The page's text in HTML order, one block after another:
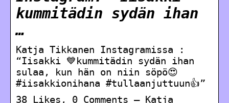
kummitädin sydän ihan
…
Katja Tikkanen Instagramissa :
“Iisakki 💙kummitädin sydän ihan
sulaa, kun hän on niin söpö😍
#iisakkionihana #tullaanjuttuun👍”
38 Likes, 0 Comments – Katja